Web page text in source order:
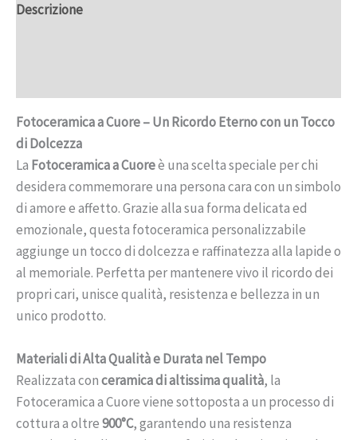
Descrizione
Fotoceramica a Cuore – Un Ricordo Eterno con un Tocco
di Dolcezza
La Fotoceramica a Cuoreè una scelta speciale per chi
desidera commemorare una persona cara con un simbolo
di amore e affetto. Grazie alla sua forma delicata ed
emozionale, questa fotoceramica personalizzabile
aggiunge un tocco di dolcezza e raffinatezza alla lapide o
al memoriale. Perfetta per mantenere vivo il ricordo dei
propri cari, unisce qualità, resistenza e bellezza in un
unico prodotto.
Materiali di Alta Qualità e Durata nel Tempo
Realizzata conceramica di altissima qualità, la
Fotoceramica a Cuore viene sottoposta a un processo di
cottura a oltre900°C, garantendo una resistenza